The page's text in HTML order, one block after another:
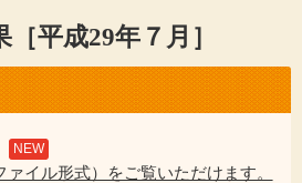
ョ
ン
ニ
平成29年７月］
NEW
イル形式）をご覧いただけます。